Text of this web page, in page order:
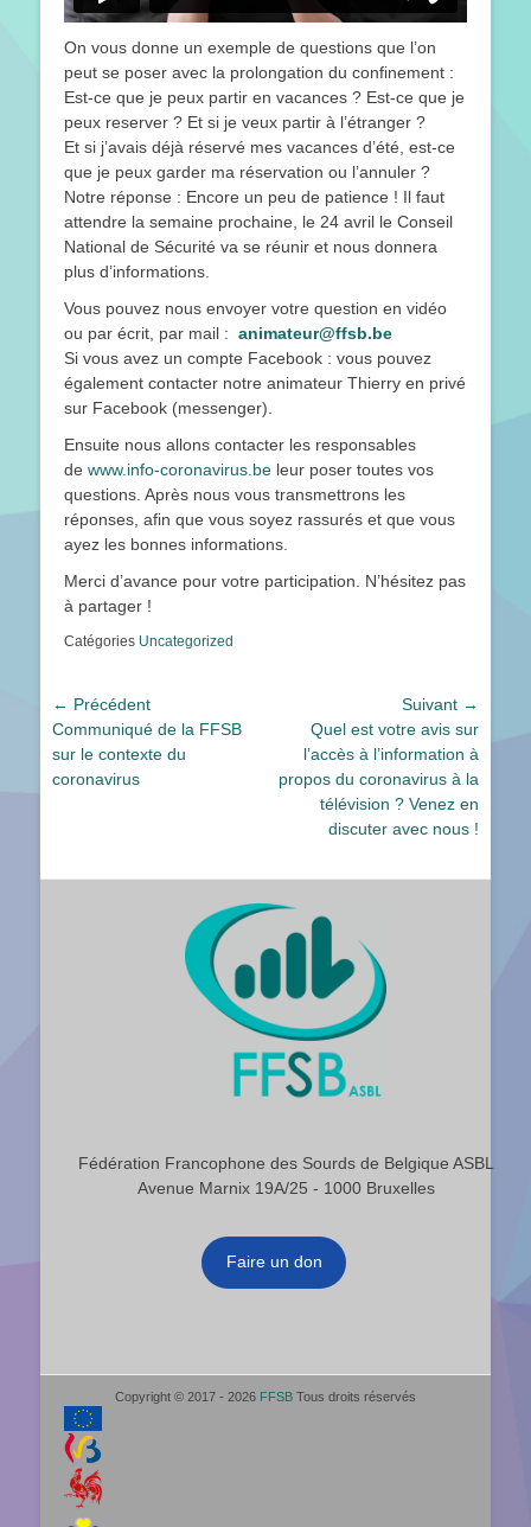
On vous donne un exemple de questions que l’on
peut se poser avec la prolongation du confinement :
Est-ce que je peux partir en vacances ? Est-ce que je
peux reserver ? Et si je veux partir à l’étranger ?
Et si j’avais déjà réservé mes vacances d’été, est-ce
que je peux garder ma réservation ou l’annuler ?
Notre réponse : Encore un peu de patience ! Il faut
attendre la semaine prochaine, le 24 avril le Conseil
National de Sécurité va se réunir et nous donnera
plus d’informations.
Vous pouvez nous envoyer votre question en vidéo
ou par écrit, par mail : animateur@ffsb.be
Si vous avez un compte Facebook : vous pouvez
également contacter notre animateur Thierry en privé
sur Facebook (messenger).
Ensuite nous allons contacter les responsables
de www.info-coronavirus.be leur poser toutes vos
questions. Après nous vous transmettrons les
réponses, afin que vous soyez rassurés et que vous
ayez les bonnes informations.
Merci d’avance pour votre participation. N’hésitez pas
à partager !
Catégories Uncategorized
Navigation
de
l’article
← Précédent
Article
précédent :
Communiqué de la FFSB
sur le contexte du
coronavirus
Suivant →
suivant :
Quel est votre avis sur
l’accès à l’information à
propos du coronavirus à la
télévision ? Venez en
discuter avec nous !
Fédération Francophone des Sourds de Belgique ASBL
Avenue Marnix 19A/25 - 1000 Bruxelles
Faire un don
Copyright © 2017 - 2026 FFSB Tous droits réservés